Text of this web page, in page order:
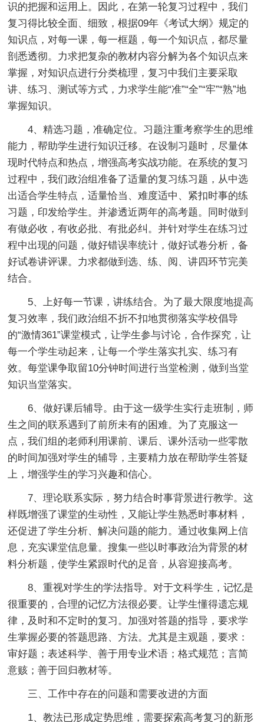
识的把握和运用上。因此，在第一轮复习过程中，我们
复习得比较全面、细致，根据09年《考试大纲》规定的
知识点，对每一课，每一框题，每一个知识点，都尽量
剖悉透彻。力求把复杂的教材内容分解为各个知识点来
掌握，对知识点进行分类梳理，复习中我们主要采取
讲、练习、测试等方式，力求学生能“准”“全”“牢”“熟”地
掌握知识。
4、精选习题，准确定位。习题注重考察学生的思维
能力，帮助学生进行知识迁移。在设制习题时，尽量体
现时代特点和热点，增强高考实战功能。在系统的复习
过程中，我们政治组准备了适量的复习练习题，从中选
出适合学生特点，适量恰当、难度适中、紧扣时事的练
习题，印发给学生。并渗透近两年的高考题。同时做到
有做必收，有收必批、有批必纠。并针对学生在练习过
程中出现的问题，做好错误率统计，做好试卷分析，备
好试卷讲评课。力求都做到选、练、阅、讲四环节完美
结合。
5、上好每一节课，讲练结合。为了最大限度地提高
复习效率，我们政治组不折不扣地贯彻落实学校倡导
的“激情361”课堂模式，让学生参与讨论，合作探究，让
每一个学生动起来，让每一个学生落实扎实、练习有
效。每堂课争取留10分钟时间进行当堂检测，做到当堂
知识当堂落实。
6、做好课后辅导。由于这一级学生实行走班制，师
生之间的联系遇到了前所未有的困难。为了克服这一
点，我们组的老师利用课前、课后、课外活动一些零散
的时间加强对学生的辅导，主要精力放在帮助学生答疑
上，增强学生的学习兴趣和信心。
7、理论联系实际，努力结合时事背景进行教学。这
样既增强了课堂的生动性，又能让学生熟悉时事材料，
还促进了学生分析、解决问题的能力。通过收集网上信
息，充实课堂信息量。搜集一些以时事政治为背景的材
料分析题，使学生紧跟时代的足音，从容迎接高考。
8、重视对学生的学法指导。对于文科学生，记忆是
很重要的，合理的记忆方法很必要。让学生懂得遗忘规
律，及时和不定时的复习。加强对答题的指导，要求学
生掌握必要的答题思路、方法。尤其是主观题，要求：
审好题；表述科学、善于用专业术语；格式规范；言简
意赅；善于回归教材等。
三、工作中存在的问题和需要改进的方面
1、教法已形成定势思维，需要探索高考复习的新形